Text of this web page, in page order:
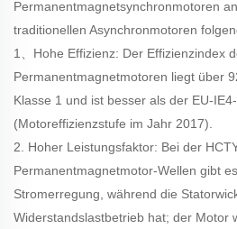
Permanentmagnetsynchronmotoren
traditionellen Asynchronmotoren
1、Hohe Effizienz: Der Effizienzindex
Permanentmagnetmotoren liegt über
Klasse 1 und ist besser als der EU-
(Motoreffizienzstufe im Jahr 2017).
2. Hoher Leistungsfaktor: Bei der
Permanentmagnetmotor-Wellen gibt
Stromerregung, während die
Widerstandslastbetrieb hat; der Motor